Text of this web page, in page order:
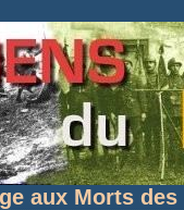
aux Morts